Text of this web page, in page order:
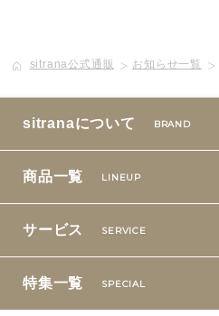
ボディケア
美容液
化粧下地
sitrana公式通販 お知らせ一覧
sitranaについて BRAND
商品一覧 LINEUP
サービス SERVICE
特集一覧 SPECIAL